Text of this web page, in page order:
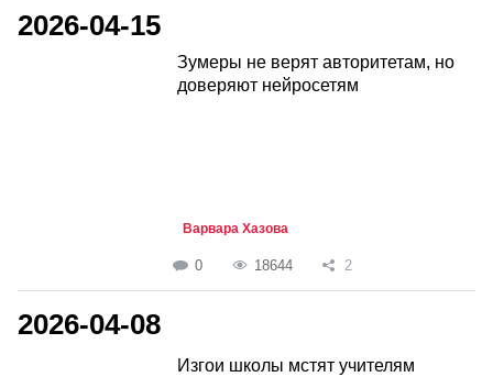
2026-04-15
Зумеры не верят авторитетам, но
доверяют нейросетям
Варвара Хазова
0 18644 2
2026-04-08
Изгои школы мстят учителям